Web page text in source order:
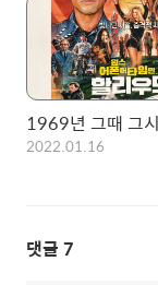
2022.01.16
댓글 7